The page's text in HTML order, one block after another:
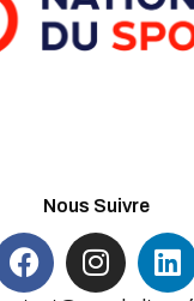
Nous Suivre